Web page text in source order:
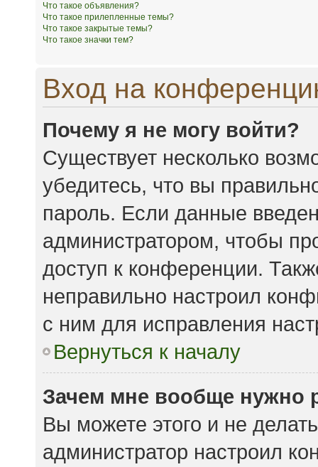
Что такое объявления?
Что такое прилепленные темы?
Что такое закрытые темы?
Что такое значки тем?
Вход на
Почему я не могу войти?
Существует несколько
убедитесь, что вы
пароль. Если данные
администратором, чтобы
доступ к конференции.
неправильно настроил
с ним для исправления
Вернуться к началу
Зачем мне вообще нужно
Вы можете этого и не
администратор настроил